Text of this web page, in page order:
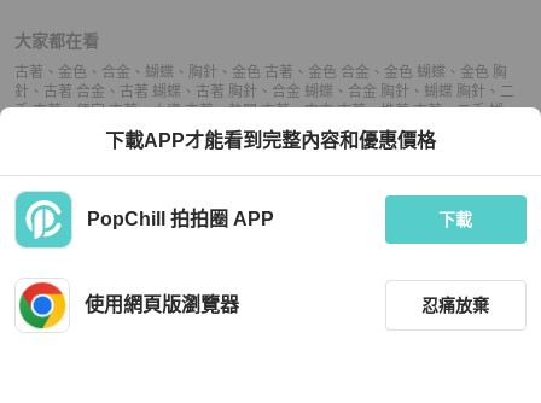
大家都在看
古著 、 金色 、 合金 、 蝴蝶 、 胸針 、 金色 古著 、 金色 合金 、 金色 蝴蝶 、 金色 胸
針 、 古著 合金 、 古著 蝴蝶 、 古著 胸針 、 合金 蝴蝶 、 合金 胸針 、 蝴蝶 胸針 、 二
手 古著、便宜 古著、小資 古著、熱門 古著、中古 古著、推薦 古著、二手 蝴
、小資 蝴蝶、 熱門 蝴蝶、中古 蝴蝶、推薦 蝴蝶、二手 胸針
小資 胸針、熱門 胸針、中古 胸針、推薦 胸針
下載APP才能看到完整內容和優惠價格
PopChill 拍拍圈 APP 下載
使用網頁版瀏覽器 忍痛放棄